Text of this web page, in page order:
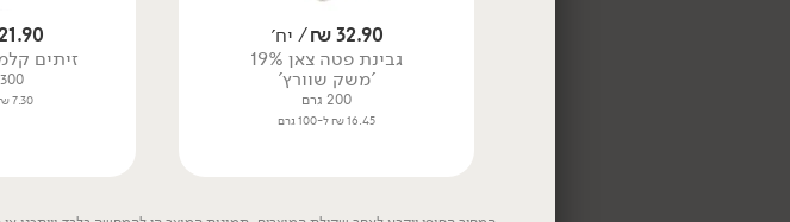
טבעוני 32.90
₪/ יח׳
גבינת פטה צאן 19%
'משק שוורץ'
200 גרם
16.45 ₪ ל-100 גרם
זיתים
300 גרם נטו
7.30 ₪ ל-100 גרם